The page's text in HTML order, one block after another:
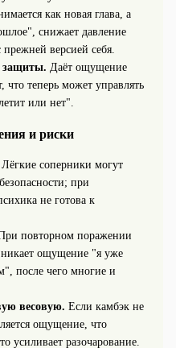
как новая глава, а
снижает давление
версией себя.
защиты. Даёт ощущение
что теперь может управлять
или нет".
и риски
Лёгкие соперники могут
при
не готова к
повторном поражении
ощущение "я уже
после чего многие и
весовую. Если камбэк не
ощущение, что
усиливает разочарование.